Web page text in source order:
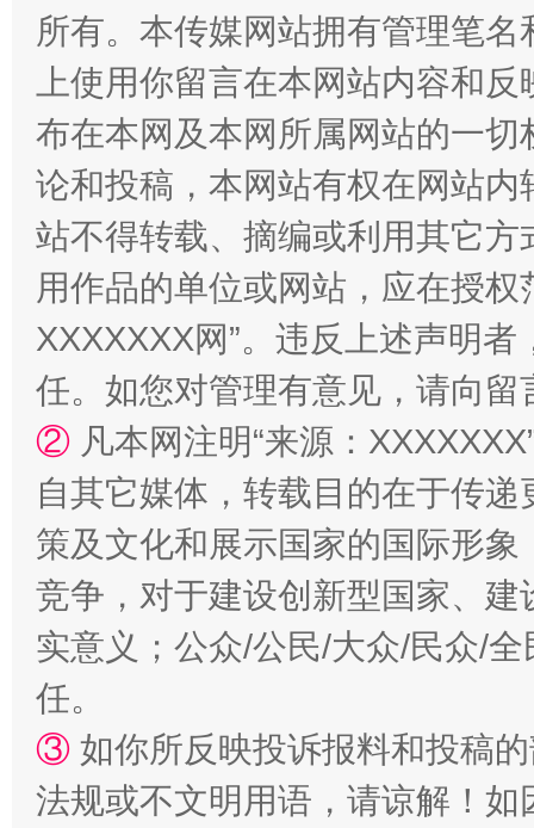
规模最大的光氢储一体化项目 走
镜头丨大暑三秋近 山西：
如何以同查同治破解风腐交织难题 养老服
所有。本传媒网站拥有管理笔
上使用你留言在本网站内容和
布在本网及本网所属网站的一
论和投稿，本网站有权在网站
站不得转载、摘编或利用其它
用作品的单位或网站，应在授
XXXXXXX网”。违反上述声明
任。如您对管理有意见，请向
② 凡本网注明“来源：
自其它媒体，转载目的在于传
策及文化和展示国家的国际形
竞争，对于建设创新型国家、
实意义；公众/公民/大众/民众/
任。
③ 如你所反映投诉报料和投稿
法规或不文明用语，请谅解！